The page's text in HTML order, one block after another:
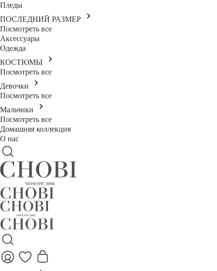
Пледы
ПОСЛЕДНИЙ РАЗМЕР
Посмотреть все
Аксессуары
Одежда
КОСТЮМЫ
Посмотреть все
Девочки
Посмотреть все
Мальчики
Посмотреть все
Домашняя коллекция
О нас